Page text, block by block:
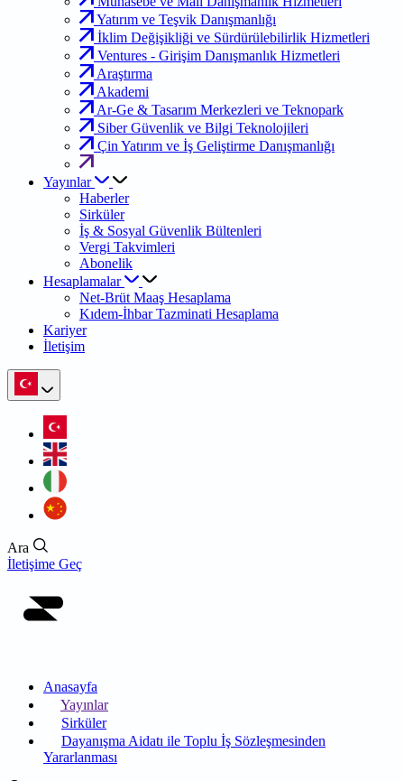
Yatırım ve Teşvik Danışmanlığı
İklim Değişikliği ve Sürdürülebilirlik Hizmetleri
Ventures - Girişim Danışmanlık Hizmetleri
Araştırma
Akademi
Ar-Ge & Tasarım Merkezleri ve Teknopark
Siber Güvenlik ve Bilgi Teknolojileri
Çin Yatırım ve İş Geliştirme Danışmanlığı
Yayınlar
Haberler
Sirküler
İş & Sosyal Güvenlik Bültenleri
Vergi Takvimleri
Abonelik
Hesaplamalar
Net-Brüt Maaş Hesaplama
Kıdem-İhbar Tazminati Hesaplama
Kariyer
İletişim
Ara
İletişime Geç
Anasayfa
Yayınlar
Sirküler
Dayanışma Aidatı ile Toplu İş Sözleşmesinden
Yararlanması